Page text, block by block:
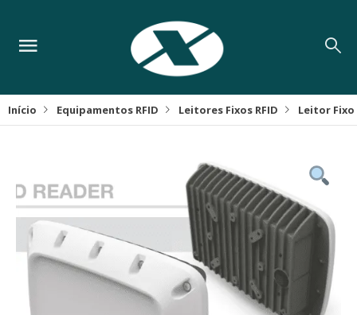
Início Equipamentos RFID Leitores Fixos RFID Leitor Fixo